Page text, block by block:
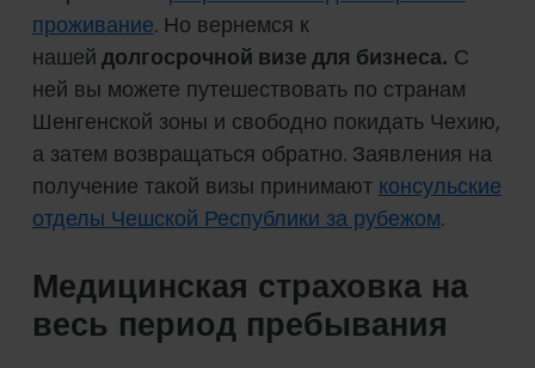
проживание. Но вернемся к
нашей долгосрочной визе для бизнеса. С
ней вы можете путешествовать по странам
Шенгенской зоны и свободно покидать Чехию,
а затем возвращаться обратно. Заявления на
получение такой визы принимают консульские
отделы Чешской Республики за рубежом.
Медицинская страховка на
весь период пребывания